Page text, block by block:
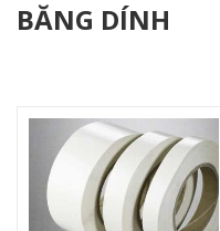
BĂNG DÍNH